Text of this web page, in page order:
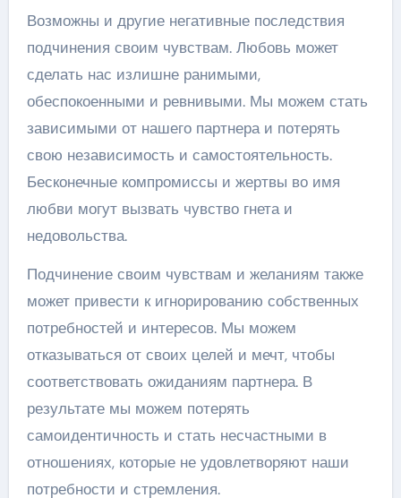
Возможны и другие негативные последствия
подчинения своим чувствам. Любовь может
сделать нас излишне ранимыми,
обеспокоенными и ревнивыми. Мы можем стать
зависимыми от нашего партнера и потерять
свою независимость и самостоятельность.
Бесконечные компромиссы и жертвы во имя
любви могут вызвать чувство гнета и
недовольства.
Подчинение своим чувствам и желаниям также
может привести к игнорированию собственных
потребностей и интересов. Мы можем
отказываться от своих целей и мечт, чтобы
соответствовать ожиданиям партнера. В
результате мы можем потерять
самоидентичность и стать несчастными в
отношениях, которые не удовлетворяют наши
потребности и стремления.